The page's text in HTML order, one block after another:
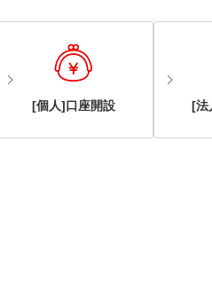
[個人]口座開設 [法